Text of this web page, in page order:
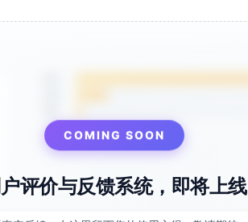
COMING SOON
评价与反馈系统，即将上线